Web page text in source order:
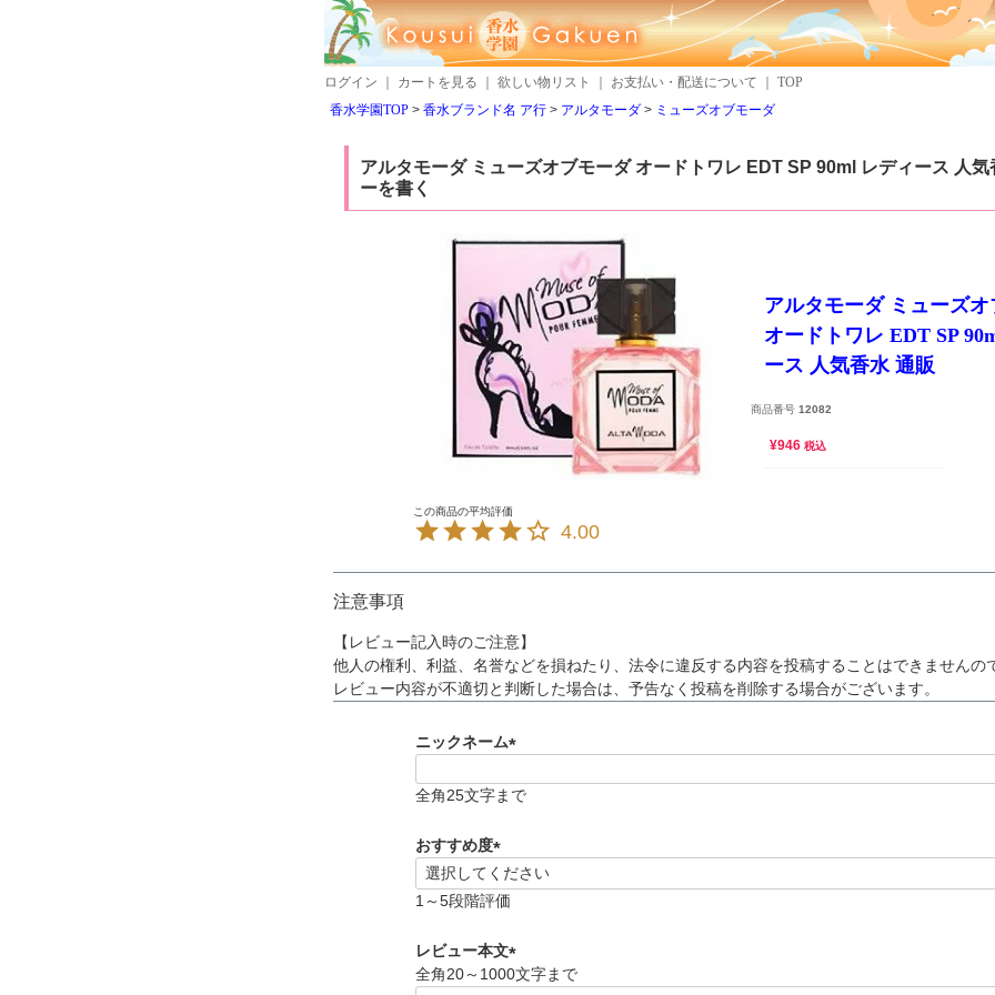
ログイン カートを見る 欲しい物リスト お支払い・配送について
TOP
香水学園TOP
香水ブランド名 ア行 アルタモーダ ミューズオブモーダ
アルタモーダ ミューズオブモーダ オードトワレ EDT SP 90ml レディース 人気
ーを書く
アルタモーダ ミューズオ
オードトワレ EDT SP
ース 人気香水 通販
商品番号 12082
¥946 税込
4.00
注意事項
【レビュー記入時のご注意】
他人の権利、利益、名誉などを損ねたり、法令に違反する内容を投稿することはできませんの
レビュー内容が不適切と判断した場合は、予告なく投稿を削除する場合がございます。
ニックネーム
必
全角25文字まで
おすすめ度
(
必
)
1～5段階評価
レビュー本文
(
全角20～1000文字まで